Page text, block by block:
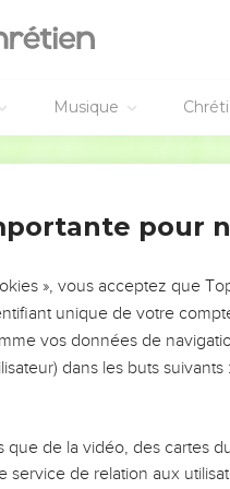
Musique
et de l'autre qui était
véritable ; et lui sait qu'il
:" Pas un de ses os ne
qu'ils ont percé ".
Jésus, en secret
permit. Il vint donc et ôta le
avec les aromates,
pour
», vous acceptez que
unique de votre
vos données de
dans les buts suivants :
que de la vidéo, des cartes
de relation aux